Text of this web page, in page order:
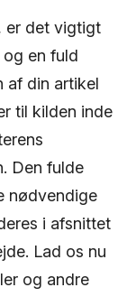
er det vigtigt
en fuld
af din artikel
til kilden inde
Den fulde
nødvendige
i afsnittet
Lad os nu
og andre